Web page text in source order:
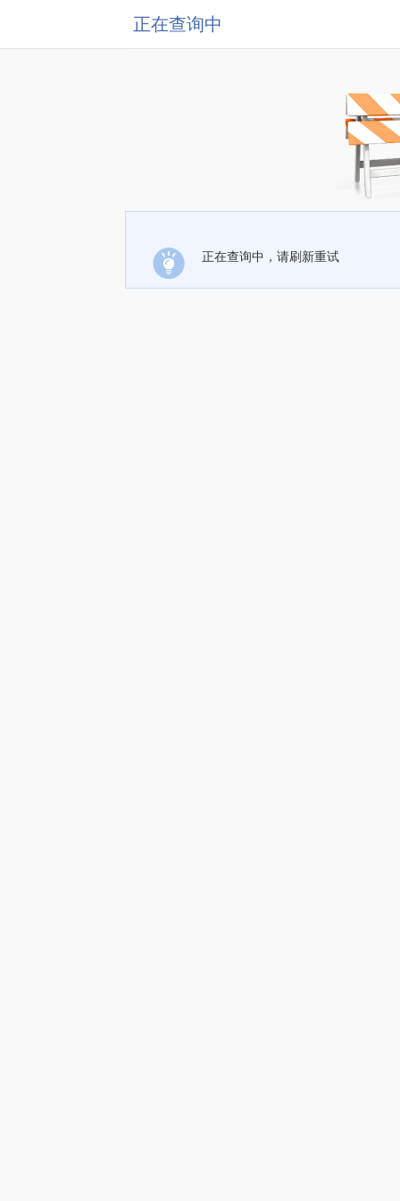
正在查询中
正在查询中，请刷新重试